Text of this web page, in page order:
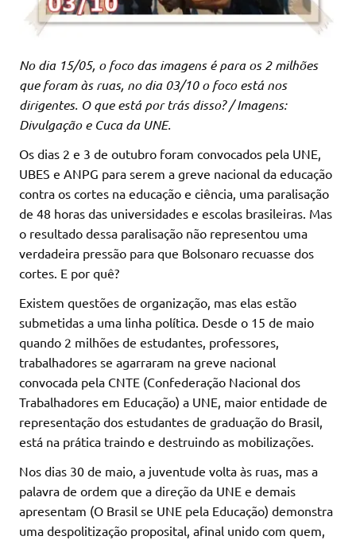
No dia 15/05, o foco das imagens é para os 2 milhões
que foram às ruas, no dia 03/10 o foco está nos
dirigentes. O que está por trás disso? / Imagens:
Divulgação e Cuca da UNE.
Os dias 2 e 3 de outubro foram convocados pela UNE,
UBES e ANPG para serem a greve nacional da educação
contra os cortes na educação e ciência, uma paralisação
de 48 horas das universidades e escolas brasileiras. Mas
o resultado dessa paralisação não representou uma
verdadeira pressão para que Bolsonaro recuasse dos
cortes. E por quê?
Existem questões de organização, mas elas estão
submetidas a uma linha política. Desde o 15 de maio
quando 2 milhões de estudantes, professores,
trabalhadores se agarraram na greve nacional
convocada pela CNTE (Confederação Nacional dos
Trabalhadores em Educação) a UNE, maior entidade de
representação dos estudantes de graduação do Brasil,
está na prática traindo e destruindo as mobilizações.
Nos dias 30 de maio, a juventude volta às ruas, mas a
palavra de ordem que a direção da UNE e demais
apresentam (O Brasil se UNE pela Educação) demonstra
uma despolitização proposital, afinal unido com quem,